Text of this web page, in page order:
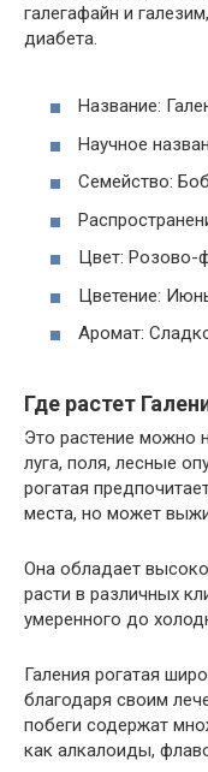
галегафайн и
диабета.
Название:
Научное
Семейство:
Цвет: Розово-
Цветение:
Аромат:
Где растет
Это растение можно
луга, поля, лесные
рогатая
места, но может
Она обладает
расти в различных
умеренного до
Галения рогатая
благодаря своим
побеги содержат
как алкалоиды,